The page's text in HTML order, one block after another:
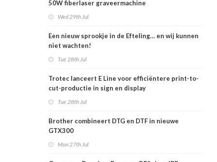
50W fiberlaser graveermachine
Wed 29th Jul
Een nieuw sprookje in de Efteling… en wij kunnen
niet wachten!
Tue 28th Jul
Trotec lanceert E Line voor efficiëntere print-to-
cut-productie in sign en display
Tue 28th Jul
Brother combineert DTG en DTF in nieuwe
GTX300
Mon 27th Jul